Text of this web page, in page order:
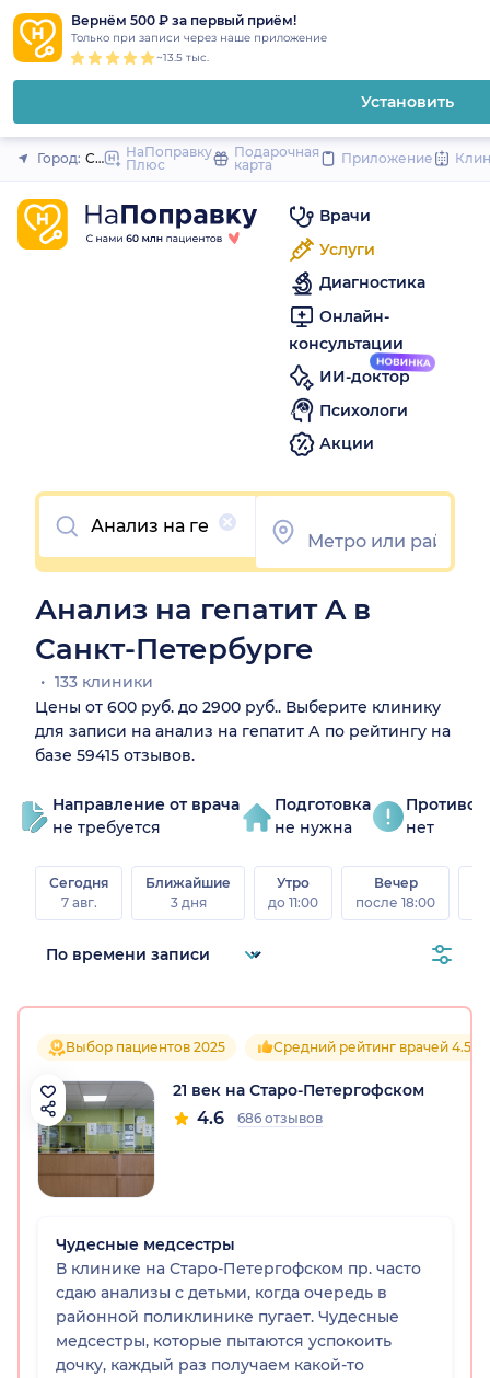
Вернём 500 ₽ за первый приём!
Только при записи через наше приложение
~13.5 тыс.
Установить
Закрыть
Город: Санкт-Петербург
НаПоправку
Плюс
Подарочная
карта
Приложение
Врачи
Услуги
Диагностика
Онлайн-
консультации
ИИ-доктор
Психологи
Акции
Очистить
Анализ на гепатит A в
Санкт-Петербурге
133 клиники
Цены от 600 руб. до 2900 руб.. Выберите клинику
для записи на анализ на гепатит А по рейтингу на
базе 59415 отзывов.
Направление от врача
не требуется
Подготовка
не нужна
нет
Сегодня
7 авг.
Ближайшие
3 дня
Утро
до 11:00
Вечер
после 18:00
Выбор пациентов 2025 Средний рейтинг врачей 4.5
21 век на Старо-Петергофском
4.6 686 отзывов
Чудесные медсестры
В клинике на Старо-Петергофском пр. часто
сдаю анализы с детьми, когда очередь в
районной поликлинике пугает. Чудесные
медсестры, которые пытаются успокоить
дочку, каждый раз получаем какой-то